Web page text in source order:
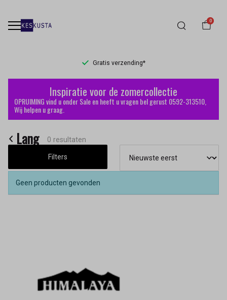
0
Gratis verzending*
Lang
Keskusta
Inspiratie voor de zomercollectie
OPRUIMING vind u onder Sale en heeft u vragen bel gerust 0592-313510,
Wij helpen u graag.
Lang 0 resultaten
Filters
Geen producten gevonden